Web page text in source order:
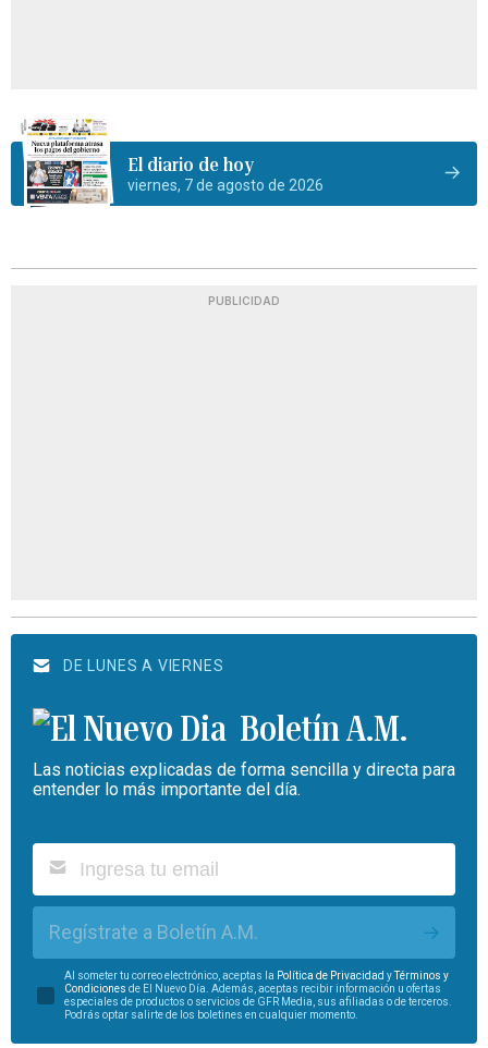
El diario de hoy
viernes, 7 de agosto de 2026
PUBLICIDAD
DE LUNES A VIERNES
Boletín A.M.
Las noticias explicadas de forma sencilla y directa para
entender lo más importante del día.
Regístrate a Boletín A.M.
Al someter tu correo electrónico, aceptas la Política de Privacidad y
Términos y
Condiciones de El Nuevo Día. Además, aceptas recibir información u ofertas
especiales de productos o servicios de GFR Media, sus afiliadas o de terceros.
Podrás optar salirte de los boletines en cualquier momento.